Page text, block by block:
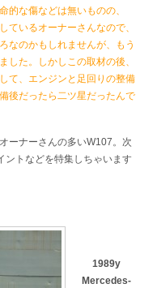
的な傷などは無いものの、
ているオーナーさんなので、
なのかもしれませんが、もう
した。しかしこの取材の後、
て、エンジンと足回りの整備
後だったら二ツ星だったんで
ーナーさんの多いW107。次
ントなどを特集しちゃいます
1989y
Mercedes-